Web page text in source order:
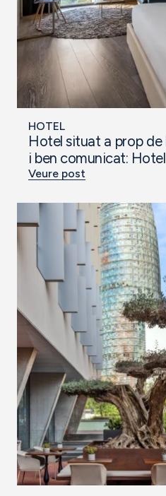
HOTEL
Hotel situat a prop de
i ben comunicat:
Veure post